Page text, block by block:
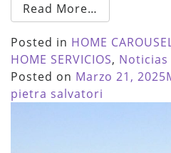
Read More…
Posted in HOME
HOME SERVICIOS, Noticias
Posted on Marzo 21, 2025
pietra salvatori